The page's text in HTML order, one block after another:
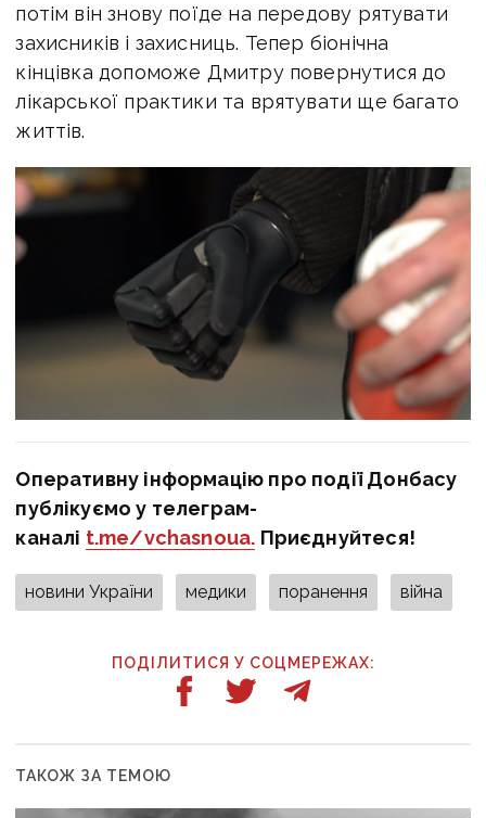
потім він знову поїде на передову рятувати
захисників і захисниць. Тепер біонічна
кінцівка допоможе Дмитру повернутися до
лікарської практики та врятувати ще багато
життів.
Оперативну інформацію про події Донбасу
публікуємо у телеграм-
каналі t.me/vchasnoua. Приєднуйтеся!
новини України медики поранення війна
ПОДІЛИТИСЯ У СОЦМЕРЕЖАХ:
ТАКОЖ ЗА ТЕМОЮ